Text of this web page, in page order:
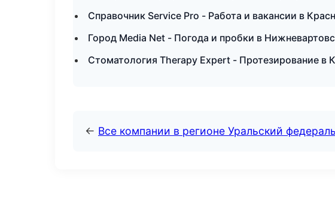
Справочник Service Pro - Работа и вакансии в
Город Media Net - Погода и пробки в
Стоматология Therapy Expert - Протезирование в
← Все компании в регионе Уральский